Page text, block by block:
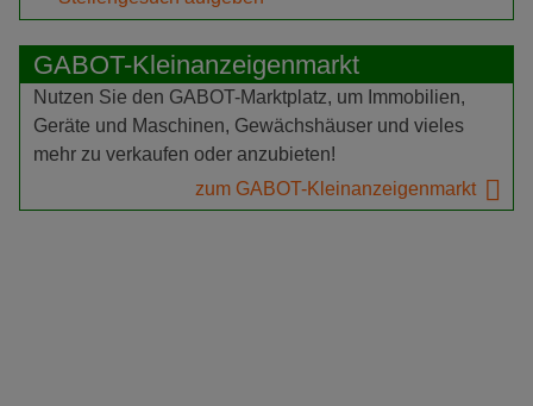
GABOT-Kleinanzeigenmarkt
Nutzen Sie den GABOT-Marktplatz, um Immobilien,
Geräte und Maschinen, Gewächshäuser und vieles
mehr zu verkaufen oder anzubieten!
zum GABOT-Kleinanzeigenmarkt